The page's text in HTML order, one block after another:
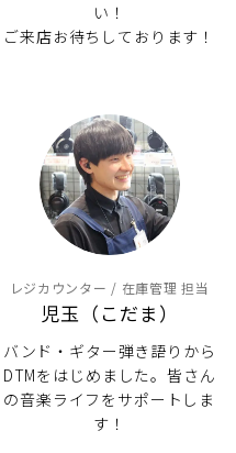
い！
ご来店お待ちしております！
レジカウンター / 在庫管理 担当
児玉（こだま）
バンド・ギター弾き語りから
DTMをはじめました。皆さん
の音楽ライフをサポートしま
す！